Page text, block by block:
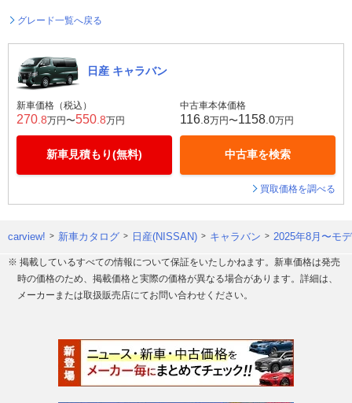
グレード一覧へ戻る
日産 キャラバン
新車価格（税込）
270 .8万円〜550 .8万円
新車見積もり(無料)
中古車本体価格
116 .8万円〜1158 .0万円
中古車を検索
買取価格を調べる
carview! 新車カタログ 日産(NISSAN) キャラバン 2025年8月〜モ
※ 掲載しているすべての情報について保証をいたしかねます。新車価格は発売
時の価格のため、掲載価格と実際の価格が異なる場合があります。詳細は、
メーカーまたは取扱販売店にてお問い合わせください。